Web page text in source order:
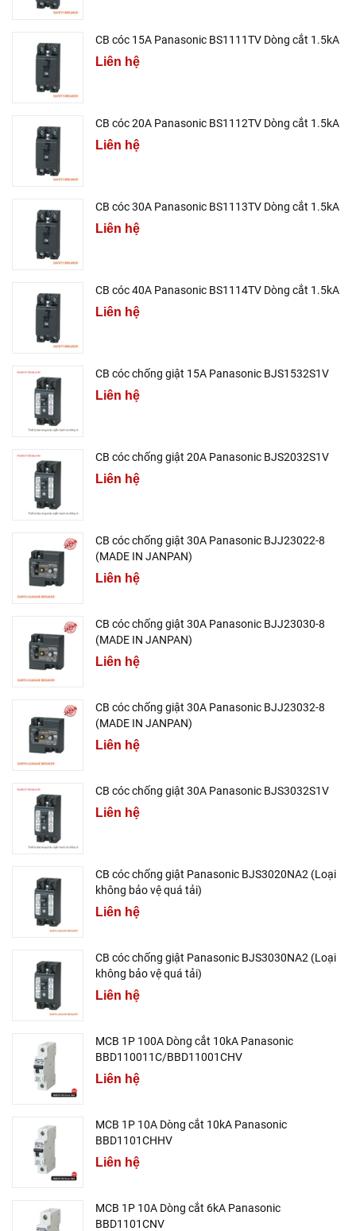
CB cóc 15A Panasonic BS1111TV Dòng cắt 1.5kA
Liên hệ
CB cóc 20A Panasonic BS1112TV Dòng cắt 1.5kA
Liên hệ
CB cóc 30A Panasonic BS1113TV Dòng cắt 1.5kA
Liên hệ
CB cóc 40A Panasonic BS1114TV Dòng cắt 1.5kA
Liên hệ
CB cóc chống giật 15A Panasonic BJS1532S1V
Liên hệ
CB cóc chống giật 20A Panasonic BJS2032S1V
Liên hệ
CB cóc chống giật 30A Panasonic BJJ23022-8
(MADE IN JANPAN)
Liên hệ
CB cóc chống giật 30A Panasonic BJJ23030-8
(MADE IN JANPAN)
Liên hệ
CB cóc chống giật 30A Panasonic BJJ23032-8
(MADE IN JANPAN)
Liên hệ
CB cóc chống giật 30A Panasonic BJS3032S1V
Liên hệ
CB cóc chống giật Panasonic BJS3020NA2 (Loại
không bảo vệ quá tải)
Liên hệ
CB cóc chống giật Panasonic BJS3030NA2 (Loại
không bảo vệ quá tải)
Liên hệ
MCB 1P 100A Dòng cắt 10kA Panasonic
BBD110011C/BBD11001CHV
Liên hệ
MCB 1P 10A Dòng cắt 10kA Panasonic
BBD1101CHHV
Liên hệ
MCB 1P 10A Dòng cắt 6kA Panasonic
BBD1101CNV